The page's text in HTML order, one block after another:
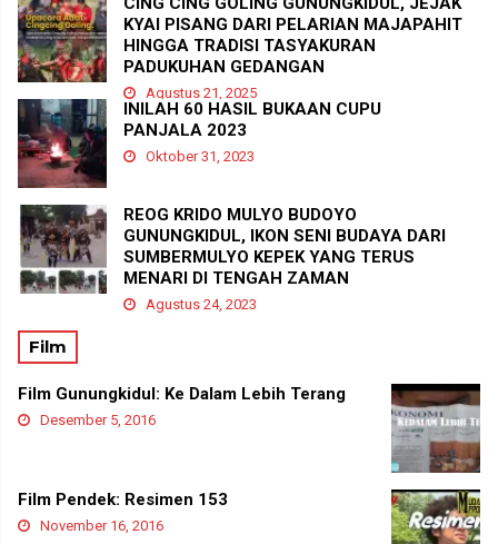
KYAI PISANG DARI PELARIAN MAJAPAHIT
HINGGA TRADISI TASYAKURAN
PADUKUHAN GEDANGAN
Agustus 21, 2025
INILAH 60 HASIL BUKAAN CUPU
PANJALA 2023
Oktober 31, 2023
REOG KRIDO MULYO BUDOYO
GUNUNGKIDUL, IKON SENI BUDAYA DARI
SUMBERMULYO KEPEK YANG TERUS
MENARI DI TENGAH ZAMAN
Agustus 24, 2023
Film
Film Gunungkidul: Ke Dalam Lebih Terang
Desember 5, 2016
Film Pendek: Resimen 153
November 16, 2016